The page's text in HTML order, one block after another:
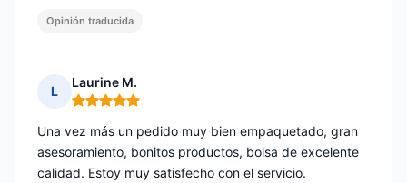
Opinión traducida
L
Laurine M.
Nota: 5 de 5
Una vez más un pedido muy bien empaquetado, gran
asesoramiento, bonitos productos, bolsa de excelente
calidad. Estoy muy satisfecho con el servicio.